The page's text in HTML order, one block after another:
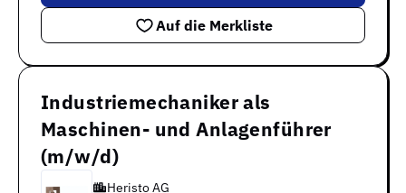
Auf die Merkliste
Industriemechaniker als
Maschinen- und Anlagenführer
(m/w/d)
Heristo AG